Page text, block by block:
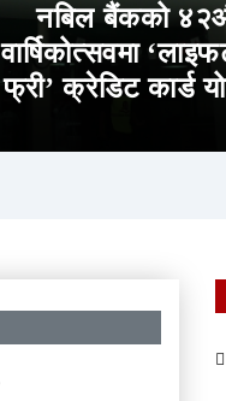
नबिल बैंकको
वार्षिकोत्सवमा
फ्री’ क्रेडिट कार्ड